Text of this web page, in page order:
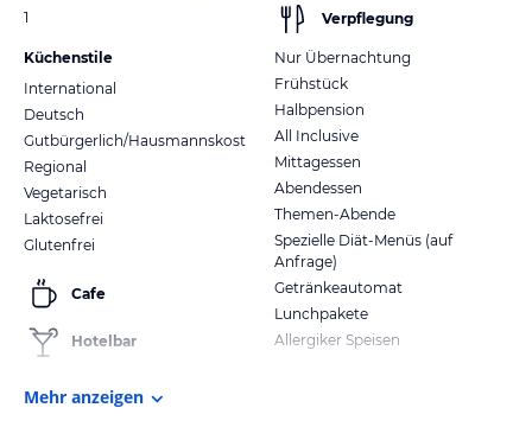
1
Küchenstile
International
Deutsch
Gutbürgerlich/Hausmannskost
Regional
Vegetarisch
Laktosefrei
Glutenfrei
Cafe
Hotelbar
Verpflegung
Nur Übernachtung
Frühstück
Halbpension
All Inclusive
Mittagessen
Abendessen
Themen-Abende
Spezielle Diät-Menüs (auf
Anfrage)
Getränkeautomat
Lunchpakete
Allergiker Speisen
Mehr anzeigen